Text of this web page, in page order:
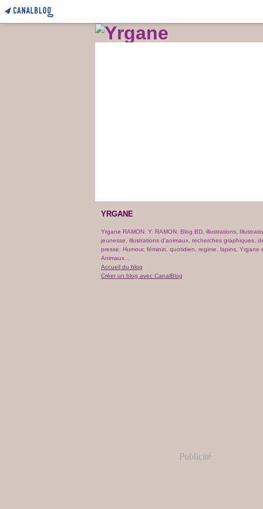
YRGANE
Yrgane RAMON. Y. RAMON. Blog BD, illustrations,
jeunesse, illustrations d'animaux, recherches graphiques,
presse. Humour, féminin, quotidien, regime, lapins, Yrgane
Animaux...
Accueil du blog
Créer un blog avec CanalBlog
Publicité